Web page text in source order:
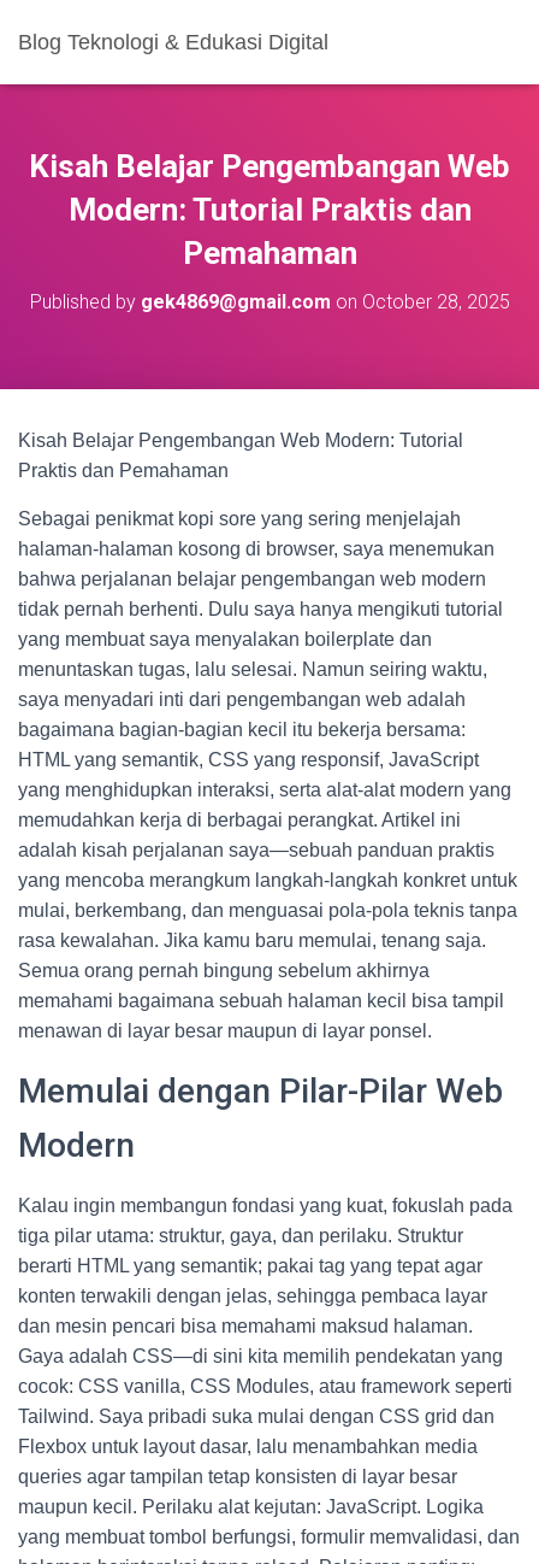
Blog Teknologi & Edukasi Digital
Kisah Belajar Pengembangan Web
Modern: Tutorial Praktis dan
Pemahaman
Published by gek4869@gmail.com on October 28, 2025
Kisah Belajar Pengembangan Web Modern: Tutorial
Praktis dan Pemahaman
Sebagai penikmat kopi sore yang sering menjelajah
halaman-halaman kosong di browser, saya menemukan
bahwa perjalanan belajar pengembangan web modern
tidak pernah berhenti. Dulu saya hanya mengikuti tutorial
yang membuat saya menyalakan boilerplate dan
menuntaskan tugas, lalu selesai. Namun seiring waktu,
saya menyadari inti dari pengembangan web adalah
bagaimana bagian-bagian kecil itu bekerja bersama:
HTML yang semantik, CSS yang responsif, JavaScript
yang menghidupkan interaksi, serta alat-alat modern yang
memudahkan kerja di berbagai perangkat. Artikel ini
adalah kisah perjalanan saya—sebuah panduan praktis
yang mencoba merangkum langkah-langkah konkret untuk
mulai, berkembang, dan menguasai pola-pola teknis tanpa
rasa kewalahan. Jika kamu baru memulai, tenang saja.
Semua orang pernah bingung sebelum akhirnya
memahami bagaimana sebuah halaman kecil bisa tampil
menawan di layar besar maupun di layar ponsel.
Memulai dengan Pilar-Pilar Web
Modern
Kalau ingin membangun fondasi yang kuat, fokuslah pada
tiga pilar utama: struktur, gaya, dan perilaku. Struktur
berarti HTML yang semantik; pakai tag yang tepat agar
konten terwakili dengan jelas, sehingga pembaca layar
dan mesin pencari bisa memahami maksud halaman.
Gaya adalah CSS—di sini kita memilih pendekatan yang
cocok: CSS vanilla, CSS Modules, atau framework seperti
Tailwind. Saya pribadi suka mulai dengan CSS grid dan
Flexbox untuk layout dasar, lalu menambahkan media
queries agar tampilan tetap konsisten di layar besar
maupun kecil. Perilaku alat kejutan: JavaScript. Logika
yang membuat tombol berfungsi, formulir memvalidasi, dan